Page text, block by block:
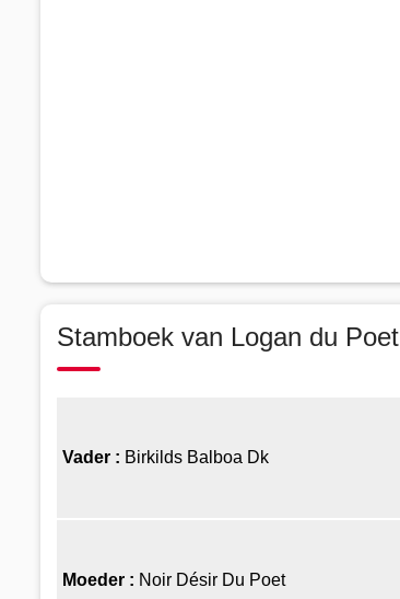
Stamboek van Logan du Poet
Vader : Birkilds Balboa Dk
Moeder : Noir Désir Du Poet